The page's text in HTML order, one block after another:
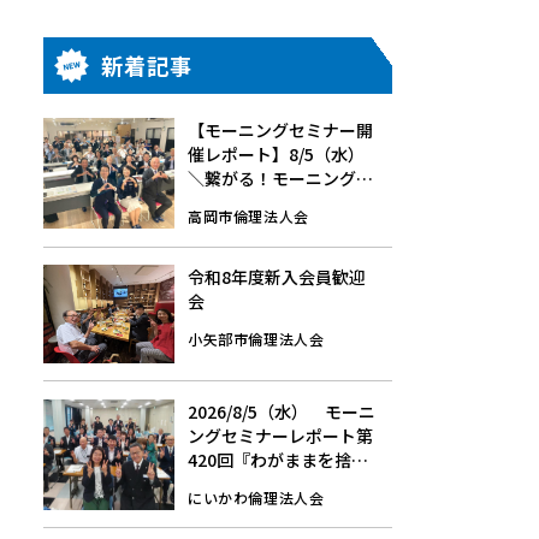
新着記事
【モーニングセミナー開
催レポート】8/5（水）
＼繋がる！モーニングセ
牧 慎一 氏
高岡市倫理法人会
令和8年度新入会員歓迎
会
小矢部市倫理法人会
2026/8/5（水） モーニ
ングセミナーレポート第
420回『わがままを捨て
にいかわ倫理法人会